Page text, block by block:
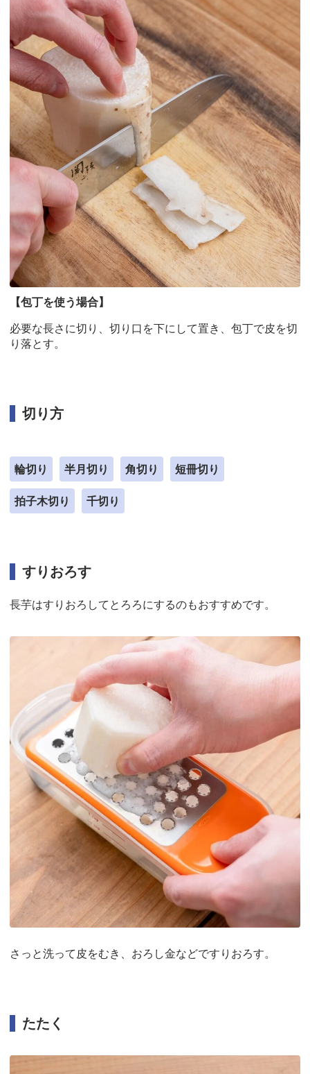
【包丁を使う場合】
必要な長さに切り、切り口を下にして置き、包丁で皮を切
り落とす。
切り方
輪切り 半月切り 角切り 短冊切り
拍子木切り 千切り
すりおろす
長芋はすりおろしてとろろにするのもおすすめです。
さっと洗って皮をむき、おろし金などですりおろす。
たたく